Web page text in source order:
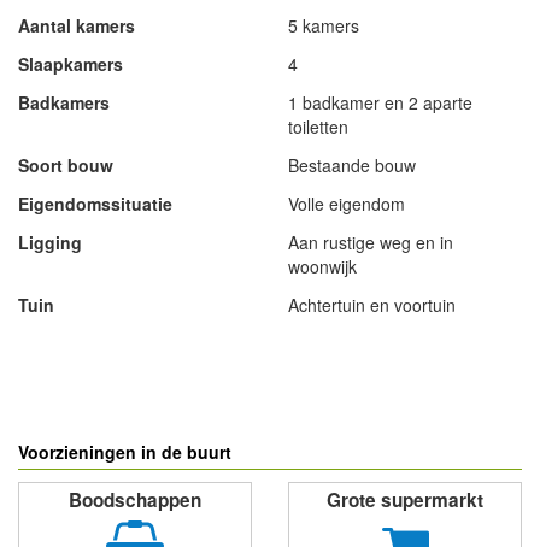
Aantal kamers
5 kamers
Slaapkamers
4
Badkamers
1 badkamer en 2 aparte
toiletten
Soort bouw
Bestaande bouw
Eigendomssituatie
Volle eigendom
Ligging
Aan rustige weg en in
woonwijk
Tuin
Achtertuin en voortuin
Voorzieningen in de buurt
Boodschappen Grote supermarkt